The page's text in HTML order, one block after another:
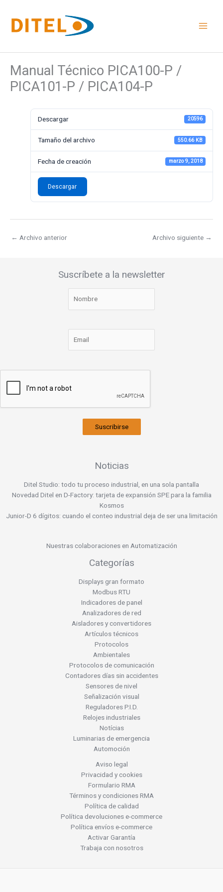
contenido
Manual Técnico PICA100-P /
PICA101-P / PICA104-P
Descargar 20596
Tamaño del archivo 550.66 KB
Fecha de creación marzo 9, 2018
Descargar
← Archivo anterior Archivo siguiente →
Suscríbete a la newsletter
Suscribirse
Noticias
Ditel Studio: todo tu proceso industrial, en una sola pantalla
Novedad Ditel en D-Factory: tarjeta de expansión SPE para la familia
Kosmos
Junior-D 6 dígitos: cuando el conteo industrial deja de ser una limitación
Nuestras colaboraciones en Automatización
Categorías
Displays gran formato
Modbus RTU
Indicadores de panel
Analizadores de red
Aisladores y convertidores
Artículos técnicos
Protocolos
Ambientales
Protocolos de comunicación
Contadores días sin accidentes
Sensores de nivel
Señalización visual
Reguladores P.I.D.
Relojes industriales
Notícias
Luminarias de emergencia
Automoción
Aviso legal
Privacidad y cookies
Formulario RMA
Términos y condiciones RMA
Política de calidad
Política devoluciones e-commerce
Política envíos e-commerce
Activar Garantía
Trabaja con nosotros